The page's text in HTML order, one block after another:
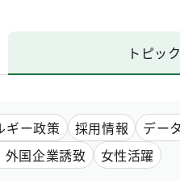
トピッ
ギー政策 採用情報
デー
外国企業誘致 女性活躍